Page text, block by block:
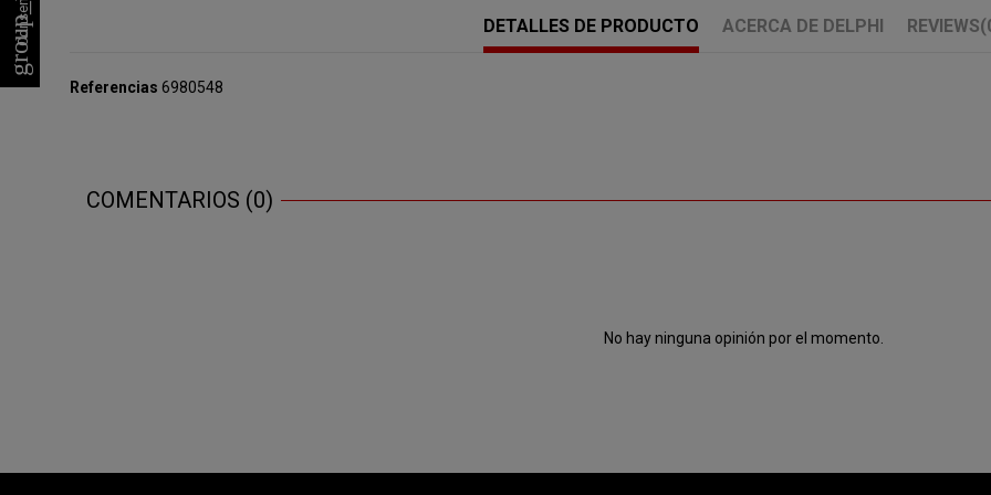
DETALLES DE PRODUCTO ACERCA DE DELPHI REVIEWS
Referencias 6980548
COMENTARIOS (0)
No hay ninguna opinión por el momento.